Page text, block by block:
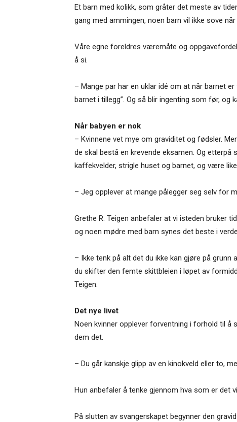
Et barn med kolikk, som gråter det meste av
gang med ammingen, noen barn vil ikke sove
Våre egne foreldres væremåte og
å si.
– Mange par har en uklar idé om at når barnet
barnet i tillegg”. Og så blir ingenting som før,
Når babyen er nok
– Kvinnene vet mye om graviditet og fødsler.
de skal bestå en krevende eksamen. Og
kaffekvelder, strigle huset og barnet, og være
– Jeg opplever at mange pålegger seg selv for
Grethe R. Teigen anbefaler at vi isteden bruker
og noen mødre med barn synes det beste i
– Ikke tenk på alt det du ikke kan gjøre på
du skifter den femte skittbleien i løpet av
Teigen.
Det nye livet
Noen kvinner opplever forventning i forhold til å
dem det.
– Du går kanskje glipp av en kinokveld eller to,
Hun anbefaler å tenke gjennom hva som er det
På slutten av svangerskapet begynner den